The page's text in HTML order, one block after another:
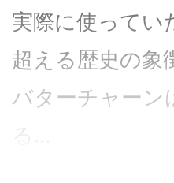
実際に使ってい
超える歴史の
バターチャーン
る...